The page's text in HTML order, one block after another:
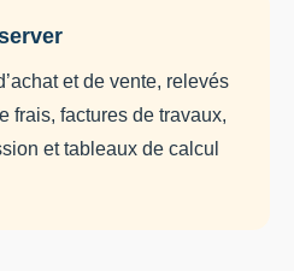
et de vente, relevés
frais, factures de travaux,
et tableaux de calcul